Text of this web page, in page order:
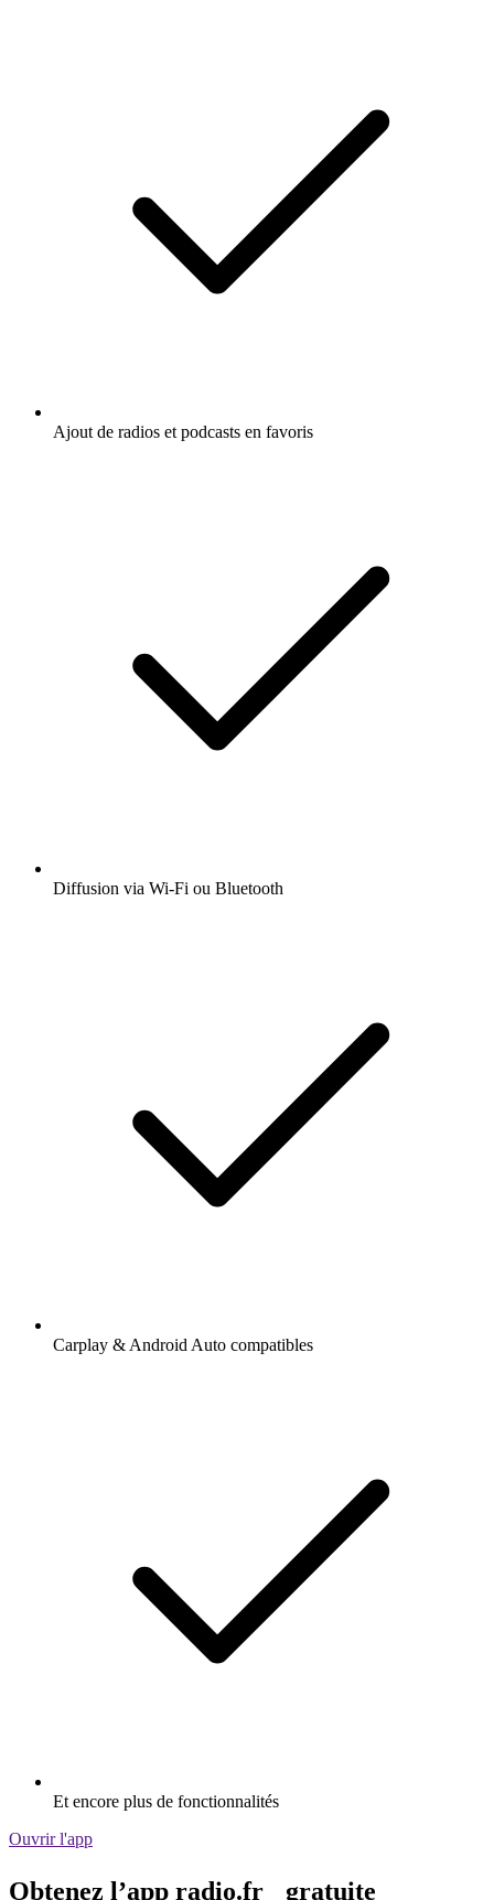
Ajout de radios et podcasts en favoris
Diffusion via Wi-Fi ou Bluetooth
Carplay & Android Auto compatibles
Et encore plus de fonctionnalités
Ouvrir l'app
Obtenez l’app radio.fr gratuite